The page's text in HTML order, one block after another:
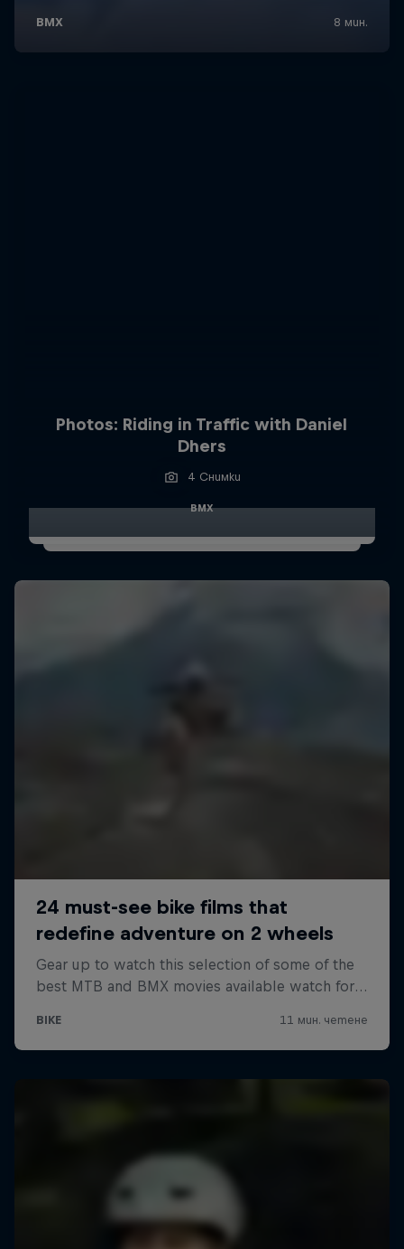
Photos: Riding in Traffic with Daniel
Dhers
4 Снимки
BMX